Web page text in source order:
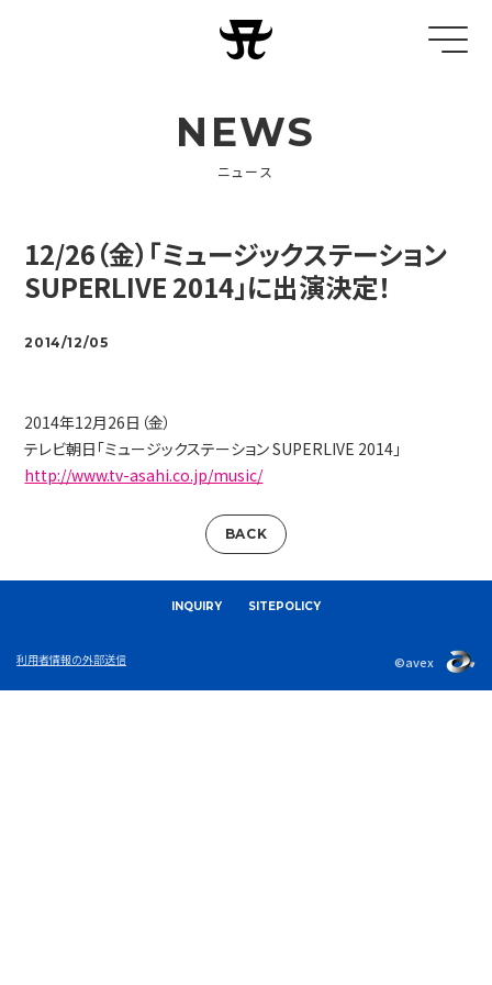
NEWS
ニュース
12/26（金）「ミュージックステーション
SUPERLIVE 2014」に出演決定！
2014/12/05
2014年12月26日（金）
テレビ朝日「ミュージックステーション SUPERLIVE 2014」
http://www.tv-asahi.co.jp/music/
BACK
INQUIRY SITEPOLICY
利用者情報の外部送信 ©avex